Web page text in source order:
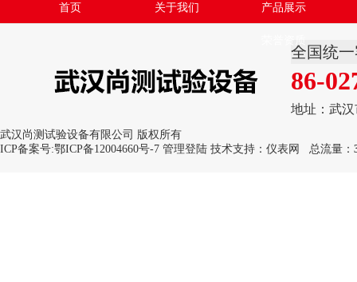
首页 关于我们 产品展示
全国统
86-
地址：武
武汉尚测试验设备有限公司 版权所有
ICP备案号:鄂ICP备12004660号-7 管理登陆 技术支持： 仪表网 总流量：